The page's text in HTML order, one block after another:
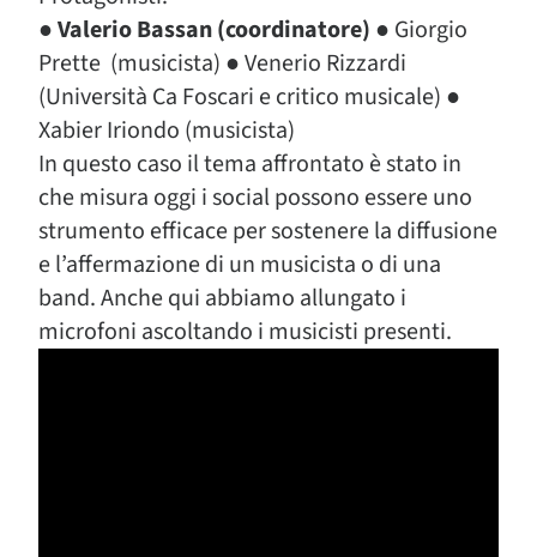
●Valerio Bassan (coordinatore) ● Giorgio
Prette (musicista) ● Venerio Rizzardi
(Università Ca Foscari e critico musicale) ●
Xabier Iriondo (musicista)
In questo caso il tema affrontato è stato in
che misura oggi i social possono essere uno
strumento efficace per sostenere la diffusione
e l’affermazione di un musicista o di una
band. Anche qui abbiamo allungato i
microfoni ascoltando i musicisti presenti.